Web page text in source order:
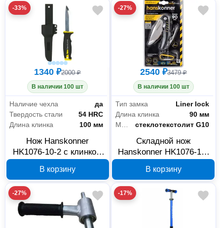
-33%
1340 ₽2000 ₽
В наличии 100 шт
Наличие чехла
да
Твердость стали
54 HRC
Длина клинка
100 мм
Нож Hanskonner
HK1076-10-2 с клинком
В корзину
-27%
2540 ₽3479 ₽
В наличии 100 шт
Тип замка
Liner lock
Длина клинка
90 мм
стеклотекстолит G10
Складной нож
Hanskonner HK1076-10-
В корзину
-27% -17%